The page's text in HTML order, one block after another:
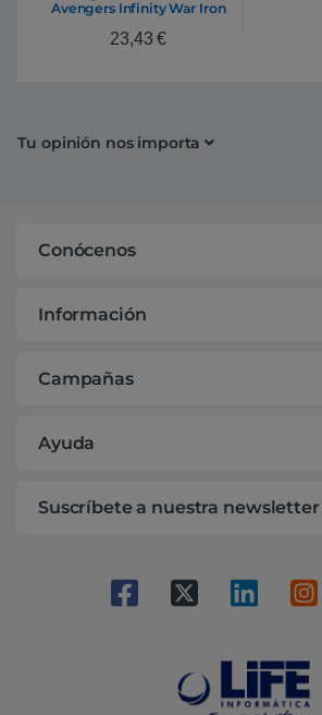
Avengers Infinity War Iron
23,43€
Tu opinión nos importa
Conócenos
Información
Campañas
Ayuda
Suscríbete a nuestra newsletter